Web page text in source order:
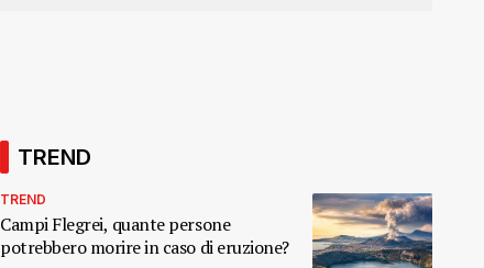
TREND
TREND
Campi Flegrei, quante persone
potrebbero morire in caso di eruzione?